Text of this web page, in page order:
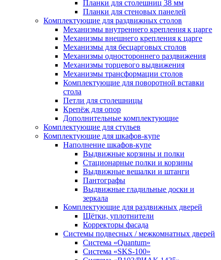
Планки для столешниц 38 мм
Планки для стеновых панелей
Комплектующие для раздвижных столов
Механизмы внутреннего крепления к царге
Механизмы внешнего крепления к царге
Механизмы для бесцарговых столов
Механизмы одностороннего раздвижения
Механизмы торцевого выдвижения
Механизмы трансформации столов
Комплектующие для поворотной вставки
стола
Петли для столешницы
Крепёж для опор
Дополнительные комплектующие
Комплектующие для стульев
Комплектующие для шкафов-купе
Наполнение шкафов-купе
Выдвижные корзины и полки
Стационарные полки и корзины
Выдвижные вешалки и штанги
Пантографы
Выдвижные гладильные доски и
зеркала
Комплектующие для раздвижных дверей
Щётки, уплотнители
Корректоры фасада
Системы подвесных / межкомнатных дверей
Система «Quantum»
Система «SKS-100»